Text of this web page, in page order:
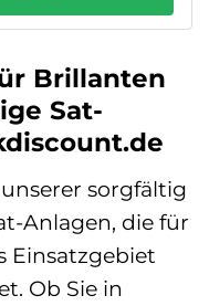
Brillanten
Sat-
sorgfältig
Anlagen, die für
Einsatzgebiet
Ob Sie in